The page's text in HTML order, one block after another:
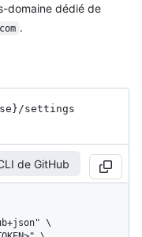
domaine dédié de
.
/settings
de GitHub